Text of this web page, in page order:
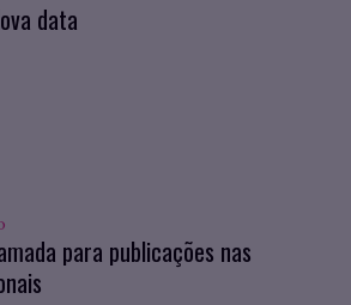
data
para publicações nas